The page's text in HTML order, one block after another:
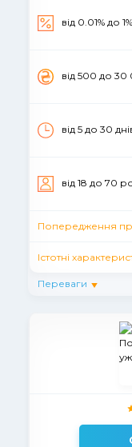
від 0.01% до
вiд 500 до 30
від 5 до 30
вiд 18 до 70
Попередження
Істотні
Переваги